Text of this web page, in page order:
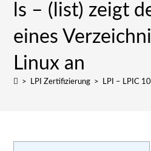
ls – (list) zeigt
eines
Linux an
> LPI Zertifizierung > LPI – LPIC